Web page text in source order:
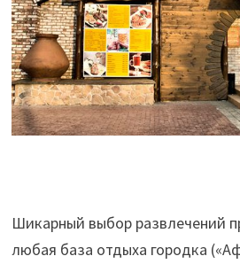
Шикарный выбор развлечений
любая база отдыха городка